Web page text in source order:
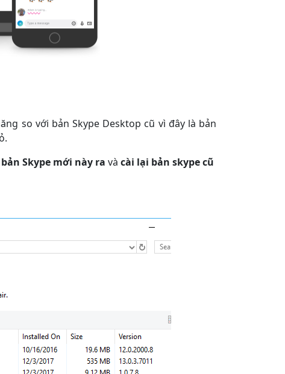
so với bản Skype Desktop cũ vì đây là bản
Skype mới này ra và cài lại bản skype cũ